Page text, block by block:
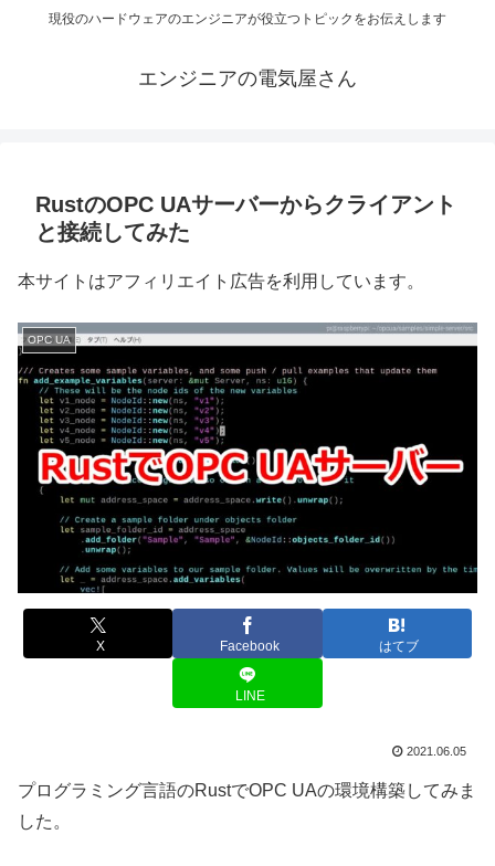
現役のハードウェアのエンジニアが役立つトピックをお伝えします
エンジニアの電気屋さん
RustのOPC UAサーバーからクライアント
と接続してみた
本サイトはアフィリエイト広告を利用しています。
OPC UA
X Facebook はてブ
LINE
2021.06.05
プログラミング言語のRustでOPC UAの環境構築してみま
した。